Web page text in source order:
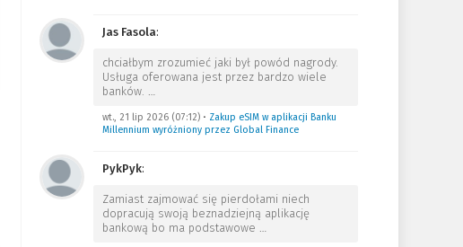
Jas Fasola:
chciałbym zrozumieć jaki był powód nagrody.
Usługa oferowana jest przez bardzo wiele
banków. …
wt., 21 lip 2026 (07:12)• Zakup eSIM w aplikacji Banku
Millennium wyróżniony przez Global Finance
PykPyk:
Zamiast zajmować się pierdołami niech
dopracują swoją beznadziejną aplikację
bankową bo ma podstawowe …